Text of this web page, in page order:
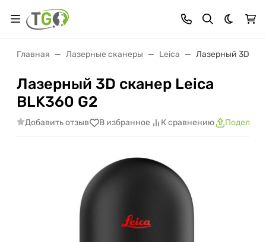
Темная
Главная Лазерные сканеры Leica Лазерный 3D
Лазерный 3D сканер Leica
BLK360 G2
Добавить отзыв В избранное К сравнению